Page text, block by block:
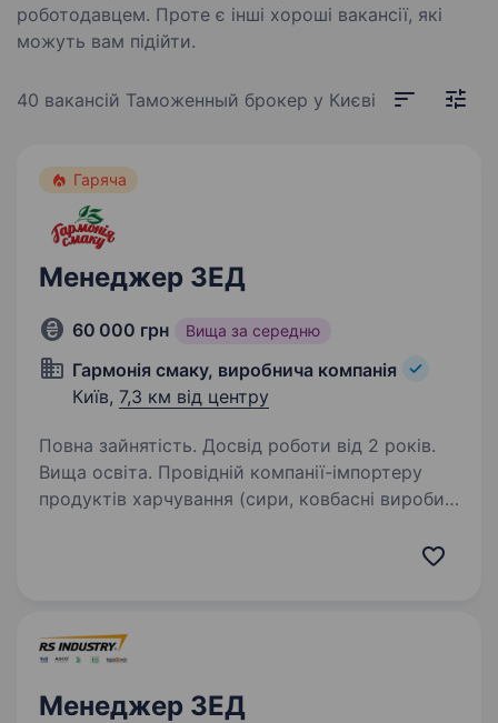
роботодавцем. Проте є інші хороші вакансії, які
можуть вам підійти.
40 вакансій Таможенный брокер у Києві
Гаряча
Менеджер ЗЕД
60 000 грн Вища за середню
Гармонія смаку, виробнича компанія
Київ, 7,3 км від центру
Повна зайнятість. Досвід роботи від 2 років.
Вища освіта. Провідній компанії-імпортеру
продуктів харчування (сири, ковбасні вироби,
Менеджер ЗЕД